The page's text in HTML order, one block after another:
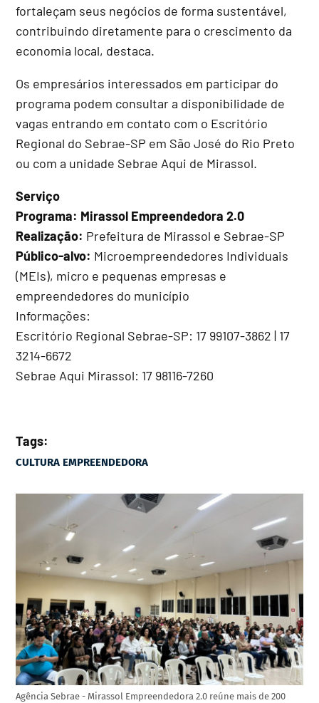
fortaleçam seus negócios de forma sustentável,
contribuindo diretamente para o crescimento da
economia local, destaca.
Os empresários interessados em participar do
programa podem consultar a disponibilidade de
vagas entrando em contato com o Escritório
Regional do Sebrae-SP em São José do Rio Preto
ou com a unidade Sebrae Aqui de Mirassol.
Serviço
Programa: Mirassol Empreendedora 2.0
Realização: Prefeitura de Mirassol e Sebrae-SP
Público-alvo: Microempreendedores Individuais
(MEIs), micro e pequenas empresas e
empreendedores do município
Informações:
Escritório Regional Sebrae-SP: 17 99107-3862 | 17
3214-6672
Sebrae Aqui Mirassol: 17 98116-7260
Tags:
CULTURA EMPREENDEDORA
Agência Sebrae - Mirassol Empreendedora 2.0 reúne mais de 200